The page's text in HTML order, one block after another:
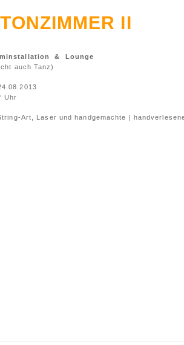
II
& Lounge
auch Tanz)
Uhr
Art, Laser und handgemachte |